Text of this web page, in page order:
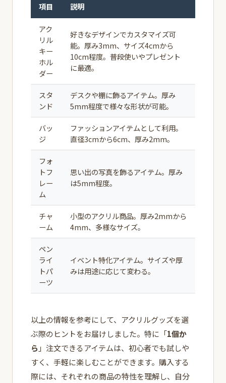
項目 説明
アク
リル
キー
ホル
ダー
好きなデザインでカスタマイズ可
能。厚み3mm、サイズ4cmから
10cm程度。普段使いやプレゼント
に最適。
スタ
ンド
デスクや棚に飾るアイテム。厚み
5mm程度で様々な形状が可能。
バッ
ジ
ファッションアイテムとして利用。
直径3cmから6cm、厚み2mm。
フォ
トフ
レー
ム
思い出の写真を飾るアイテム。厚み
は5mm程度。
チャ
ーム
小型のアクリル商品。厚み2mmから
4mm、多様なサイズ。
ペン
ライ
トパ
ーツ
イベント特化アイテム。サイズや厚
みは用途に応じて変わる。
以上の情報を参考にして、アクリルグッズを選
ぶ際のヒントをお届けしました。特に「1個か
ら 」注文できるアイテムは、初心者でも試しや
すく、手軽に楽しむことができます。購入する
際には、それぞれの商品の特性を理解し、自分